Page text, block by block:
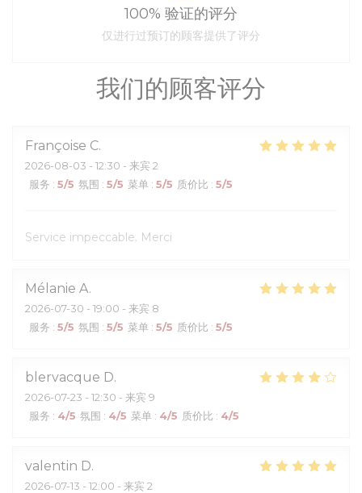
我们的顾客评分
Françoise C
2026-08-03 - 12:30 - 来宾 2
服务 : 5/5 氛围 : 5/5 菜单 : 5/5 质价比 : 5/5
Service impeccable. Merci
Mélanie A
2026-07-30 - 19:00 - 来宾 8
服务 : 5/5 氛围 : 5/5 菜单 : 5/5 质价比 : 5/5
blervacque D
2026-07-23 - 12:30 - 来宾 9
服务 : 4/5 氛围 : 4/5 菜单 : 4/5 质价比 : 4/5
valentin D
2026-07-13 - 12:00 - 来宾 2
100% 验证的评分
仅进行过预订的顾客提供了评分